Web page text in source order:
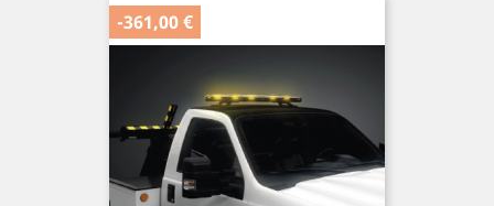
-361,00 €